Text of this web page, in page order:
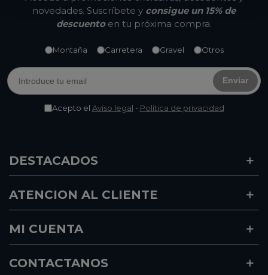
novedades. Suscríbete y consigue un 15% de
descuentoen tu próxima compra.
Montaña Carretera Gravel Otros
Enviar
Acepto el Aviso legal - Política de privacidad
DESTACADOS
ATENCION AL CLIENTE
MI CUENTA
CONTACTANOS